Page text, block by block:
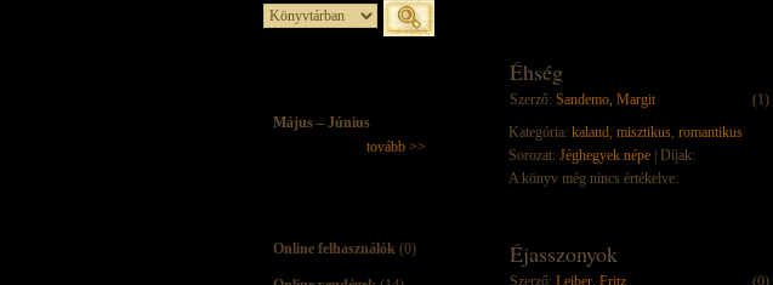
Május – Június
tovább >>
Online felhasználók (0)
Éhség
Szerző: Sandemo, Margit (1)
Kategória: kaland, misztikus, romantikus
Sorozat: Jéghegyek népe| Díjak:
A könyv még nincs értékelve.
Éjasszonyok
Szerző: Leiber, Fritz (0)